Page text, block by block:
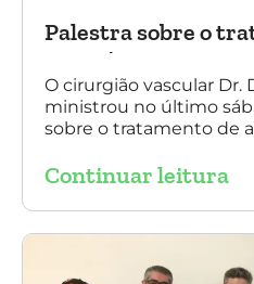
Palestra sobre o
aneurismas com a
multilayer, em
O cirurgião vascular Dr.
ministrou no último
sobre o tratamento de
foto, Dr. Daniel Benitti
Angiologia e Cirurgia
do Sul.
Continuar leitura